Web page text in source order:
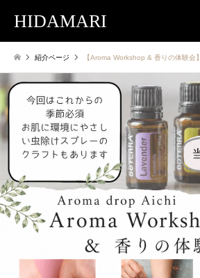
HIDAMARI
紹介ページ 【Aroma Workshop & 香りの体験会】